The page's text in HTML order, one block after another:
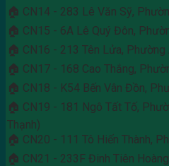
🏠 CN14 - 283 Lê Văn Sỹ,
🏠 CN15 - 6A Lê Quý Đôn,
🏠 CN16 - 213 Tên Lửa, Phường
🏠 CN17 - 168 Cao Thắng,
🏠 CN18 - K54 Bến Vân Đồn,
🏠 CN19 - 181 Ngô Tất Tố,
Thạnh)
🏠 CN20 - 111 Tô Hiến Thành,
🏠 CN21 - 233F Đinh Tiên